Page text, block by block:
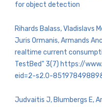
for object detection
Rihards Balass, Vladislavs
Juris Ormanis, Armands
realtime current
TestBed" 3(7) https://
eid=2-s2.0-
Judvaitis J, Blumbergs E,